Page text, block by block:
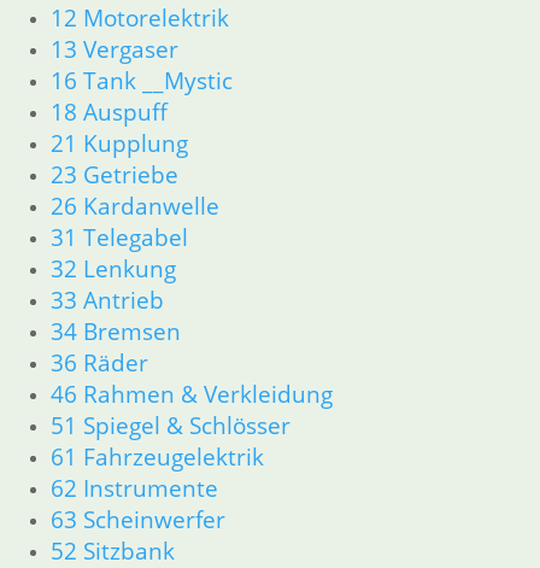
12 Motorelektrik
13 Vergaser
16 Tank __Mystic
18 Auspuff
21 Kupplung
23 Getriebe
26 Kardanwelle
31 Telegabel
32 Lenkung
33 Antrieb
34 Bremsen
36 Räder
46 Rahmen & Verkleidung
51 Spiegel & Schlösser
61 Fahrzeugelektrik
62 Instrumente
63 Scheinwerfer
52 Sitzbank